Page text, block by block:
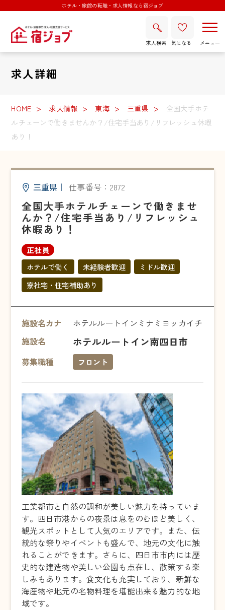
ホテル・旅館の転職・求人情報なら宿ジョブ
求人検索 気になる
求人詳細
HOME 求人情報 東海 三重県
全国大手ホテ
ルチェーンで働きませんか？/住宅手当あり/リフレッシュ休暇
あり！
三重県 ｜ 仕事番号：2872
全国大手ホテルチェーンで働きませ
んか？/住宅手当あり/リフレッシュ
休暇あり！
正社員
ホテルで働く 未経験者歓迎
ミドル歓迎
寮社宅・住宅補助あり
施設名カナ
ホテルルートインミナミヨッカイチ
施設名
ホテルルートイン南四日市
募集職種 フロント
工業都市と自然の調和が美しい魅力を持っていま
す。四日市港からの夜景は息をのむほど美しく、
観光スポットとして人気のエリアです。また、伝
統的な祭りやイベントも盛んで、地元の文化に触
れることができます。さらに、四日市市内には歴
史的な建造物や美しい公園も点在し、散策する楽
しみもあります。食文化も充実しており、新鮮な
海産物や地元の名物料理を堪能出来る魅力的な地
域です。